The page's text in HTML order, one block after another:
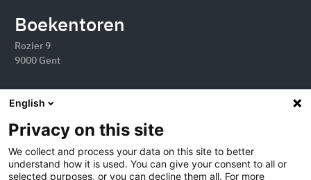
Boekentoren
Rozier 9
9000 Gent
English
Privacy on this site
We collect and process your data on this site to better
understand how it is used. You can give your consent to all or
selected purposes, or you can decline them all. For more